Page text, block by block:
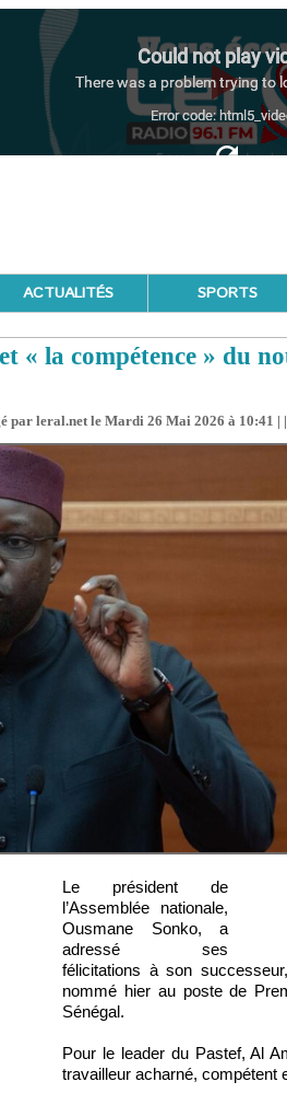
ACTUALITÉS SPORTS
« la compétence » du
par leral.net le Mardi 26 Mai 2026 à 10:41 | |
Le président de
l’Assemblée nationale,
Ousmane Sonko, a
adressé ses
félicitations à son
nommé hier au poste de
Sénégal.
Pour le leader du Pastef, Al
travailleur acharné, compétent